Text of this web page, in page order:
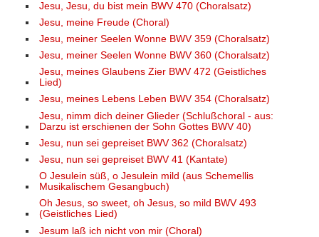
Jesu, Jesu, du bist mein BWV 470 (Choralsatz)
Jesu, meine Freude (Choral)
Jesu, meiner Seelen Wonne BWV 359 (Choralsatz)
Jesu, meiner Seelen Wonne BWV 360 (Choralsatz)
Jesu, meines Glaubens Zier BWV 472 (Geistliches
Lied)
Jesu, meines Lebens Leben BWV 354 (Choralsatz)
Jesu, nimm dich deiner Glieder (Schlußchoral - aus:
Darzu ist erschienen der Sohn Gottes BWV 40)
Jesu, nun sei gepreiset BWV 362 (Choralsatz)
Jesu, nun sei gepreiset BWV 41 (Kantate)
O Jesulein süß, o Jesulein mild (aus Schemellis
Musikalischem Gesangbuch)
Oh Jesus, so sweet, oh Jesus, so mild BWV 493
(Geistliches Lied)
Jesum laß ich nicht von mir (Choral)